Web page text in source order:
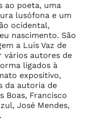
ao poeta, uma
lusófona e um
ocidental,
nascimento. São
a Luís Vaz de
vários autores de
ligados à
expositivo,
da autoria de
Boas, Francisco
José Mendes,